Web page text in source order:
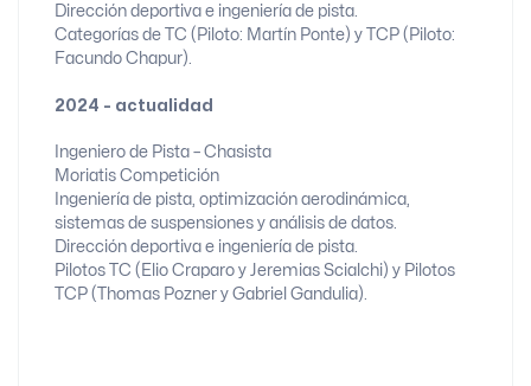
Dirección deportiva e ingeniería de pista.
Categorías de TC (Piloto: Martín Ponte) y TCP (Piloto:
Facundo Chapur).
2024 - actualidad
Ingeniero de Pista – Chasista
Moriatis Competición
Ingeniería de pista, optimización aerodinámica,
sistemas de suspensiones y análisis de datos.
Dirección deportiva e ingeniería de pista.
Pilotos TC (Elio Craparo y Jeremias Scialchi) y Pilotos
TCP (Thomas Pozner y Gabriel Gandulia).